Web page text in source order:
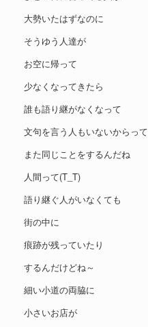
大勢いたはずなのに
そうゆう人達が
お空に帰って
少なくなってきたら
誰も語り継がなくなって
文句を言う人もいないからって
また同じことをするんだね
人間って(T_T)
語り継ぐ人がいなくても
街の中に
痕跡が残っていたり
するんだけどね～
細い小道の両脇に
小さいお店が